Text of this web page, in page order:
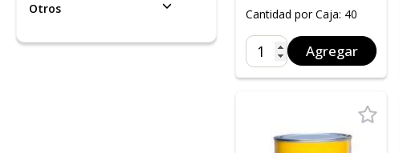
Otros Cantidad por Caja: 40
Agregar